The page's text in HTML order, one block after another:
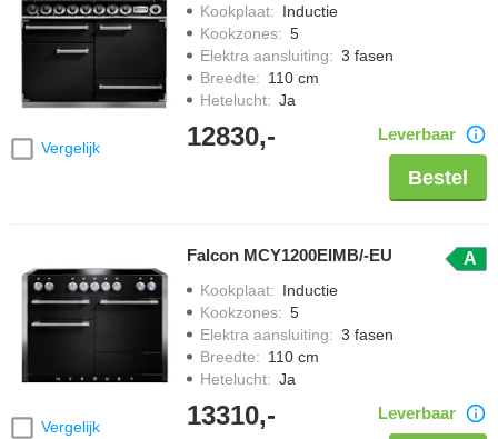
Vergelijk
Kookplaat: Inductie
Kookzones: 5
Elektra aansluiting: 3 fasen
Breedte: 110 cm
Hetelucht: Ja
12830,- Leverbaar
Bestel
Vergelijk
Falcon MCY1200EIMB/-EU A
Kookplaat: Inductie
Kookzones: 5
Elektra aansluiting: 3 fasen
Breedte: 110 cm
Hetelucht: Ja
13310,- Leverbaar